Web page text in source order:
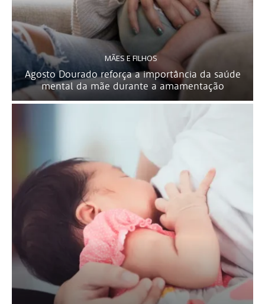
MÃES E FILHOS
Agosto Dourado reforça a importância da saúde
mental da mãe durante a amamentação